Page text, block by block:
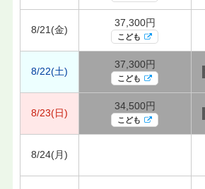
8/21(金)
37,300円
こども
8/22(土)
37,300円
こども
8/23(日)
34,500円
こども
8/24(月)